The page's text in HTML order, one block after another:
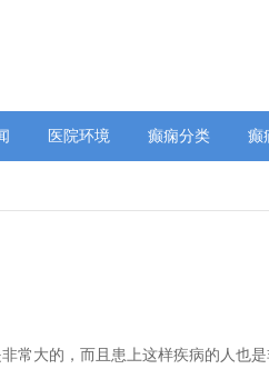
医院环境 癫痫分类 癫
常大的，而且患上这样疾病的人也